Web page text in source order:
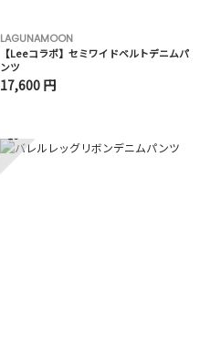
LAGUNAMOON
【Leeコラボ】セミワイドベルトデニムパ
ンツ
17,600 円
10